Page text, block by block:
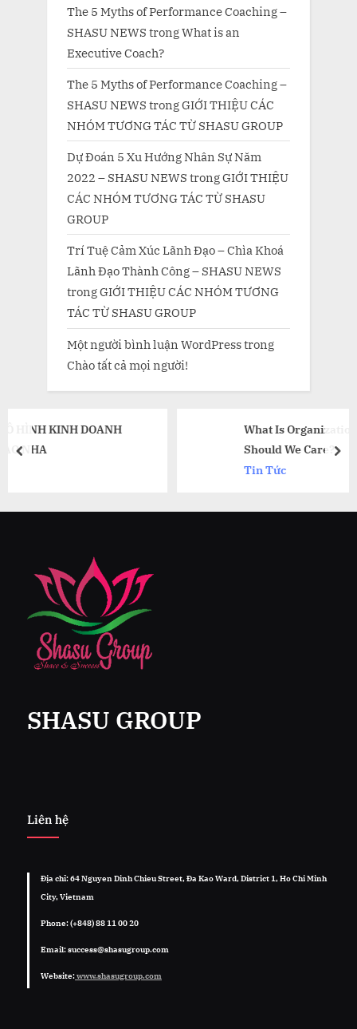
The 5 Myths of Performance Coaching –
SHASU NEWS trongWhat is an
Executive Coach?
The 5 Myths of Performance Coaching –
SHASU NEWS trongGIỚI THIỆU CÁC
NHÓM TƯƠNG TÁC TỪ SHASU GROUP
Dự Đoán 5 Xu Hướng Nhân Sự Năm
2022 – SHASU NEWS trongGIỚI THIỆU
CÁC NHÓM TƯƠNG TÁC TỪ SHASU
GROUP
Trí Tuệ Cảm Xúc Lãnh Đạo – Chìa Khoá
Lãnh Đạo Thành Công – SHASU NEWS
trongGIỚI THIỆU CÁC NHÓM TƯƠNG
TÁC TỪ SHASU GROUP
Một người bình luận WordPresstrong
Chào tất cả mọi người!
What Is Organizational Culture? And
prev
SHASU GROUP
Liên hệ
Địa chỉ: 64 Nguyen Dinh Chieu Street, Đa Kao Ward, District 1, Ho Chi Minh
City, Vietnam
Phone: (+848) 88 11 00 20
Email: success@shasugroup.com
Website:www.shasugroup.com